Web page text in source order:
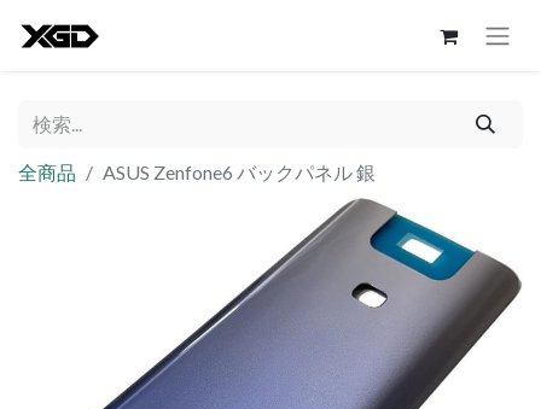
全商品 ASUS Zenfone6 バックパネル 銀